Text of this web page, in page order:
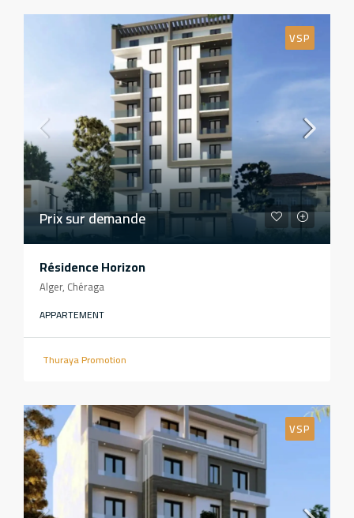
VSP
Prix sur demande
Résidence Horizon
Alger, Chéraga
APPARTEMENT
Thuraya Promotion
VSP